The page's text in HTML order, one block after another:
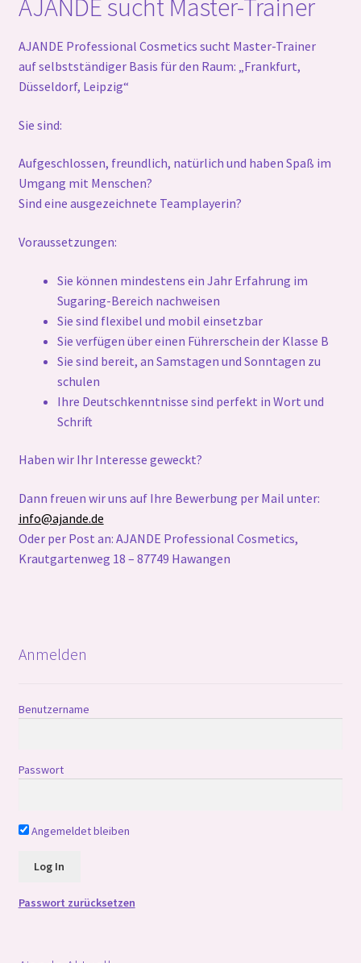
Jobs
Messetermine
Schulungstermine
Ajande
AJANDE sucht Master-Trainer
AJANDE Professional Cosmetics sucht Master-Trainer
auf selbstständiger Basis für den Raum: „Frankfurt,
Düsseldorf, Leipzig“
Sie sind:
Aufgeschlossen, freundlich, natürlich und haben Spaß im
Umgang mit Menschen?
Sind eine ausgezeichnete Teamplayerin?
Voraussetzungen:
Sie können mindestens ein Jahr Erfahrung im
Sugaring-Bereich nachweisen
Sie sind flexibel und mobil einsetzbar
Sie verfügen über einen Führerschein der Klasse B
Sie sind bereit, an Samstagen und Sonntagen zu
schulen
Ihre Deutschkenntnisse sind perfekt in Wort und
Schrift
Haben wir Ihr Interesse geweckt?
Dann freuen wir uns auf Ihre Bewerbung per Mail unter:
info@ajande.de
Oder per Post an: AJANDE Professional Cosmetics,
Krautgartenweg 18 – 87749 Hawangen
Anmelden
Benutzername
Passwort
Angemeldet bleiben
Passwort zurücksetzen